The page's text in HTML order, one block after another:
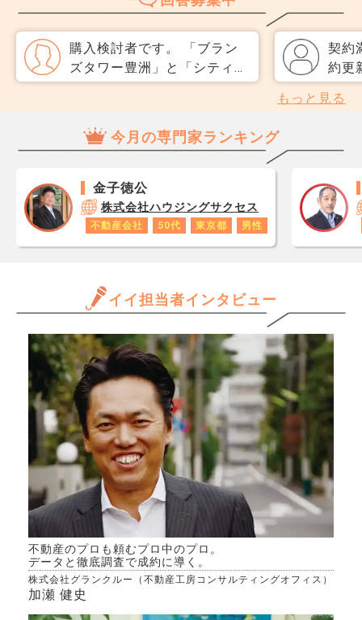
介で迷っています。 窓口は
だと思うのですが、友人には
専任をおすすめされました。
それぞれメリットデメリット
直、
のか
だ、
スコ
が1
です
あり
ロ
だけ
ます
きる
か、
専門
購入検討者です。 「ブラン
ズタワー豊洲」と「シティタ
ワーズ豊洲」では 共用施設
うに見えますが、 中古で購
入するならどちらが将来的に
か？ 専門家のご意見、お願
いいたします。
契約
約更
いう
新後
光熱
在の
難な
状況
維持
きに
納得で
状況
が必
果、
の物
もっと見る
今月の専門家ランキング
金子徳公
株式会社ハウジングサクセス
不動産会社 50代 東京都 男性
イイ担当者インタビュー
不動産のプロも頼むプロ中のプロ。
データと徹底調査で成約に導く。
株式会社グランクルー（不動産工房コンサルティングオフィス）
加瀬 健史